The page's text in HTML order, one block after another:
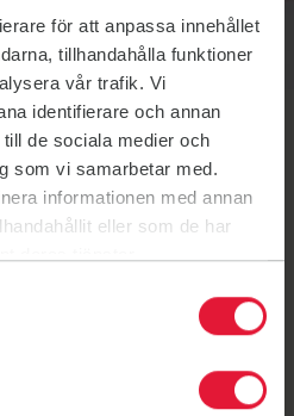
för att anpassa innehållet
tillhandahålla funktioner
vår trafik. Vi
identifierare och annan
de sociala medier och
som vi samarbetar med.
informationen med annan
eller som de har
Cirkelfys
Cirkelfys
Friskis nya